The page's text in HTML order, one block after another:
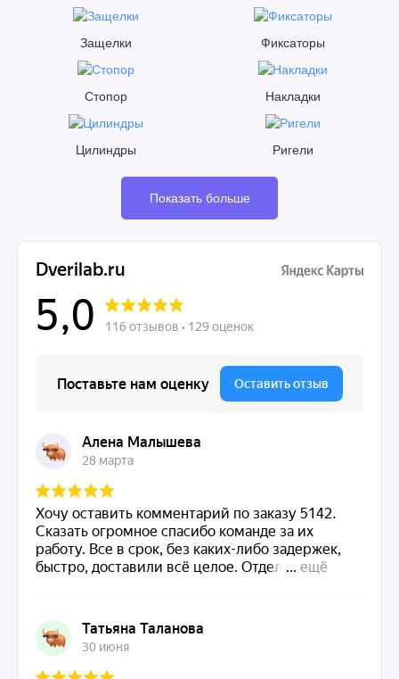
Защелки Фиксаторы
Стопор Накладки
Цилиндры Ригели
Показать больше